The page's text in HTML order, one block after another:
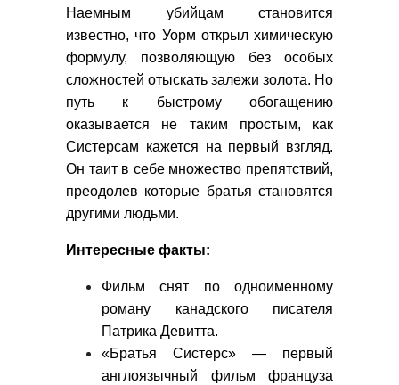
Наемным убийцам становится
известно, что Уорм открыл химическую
формулу, позволяющую без особых
сложностей отыскать залежи золота. Но
путь к быстрому обогащению
оказывается не таким простым, как
Систерсам кажется на первый взгляд.
Он таит в себе множество препятствий,
преодолев которые братья становятся
другими людьми.
Интересные факты:
Фильм снят по одноименному
роману канадского писателя
Патрика Девитта.
«Братья Систерс» — первый
англоязычный фильм француза